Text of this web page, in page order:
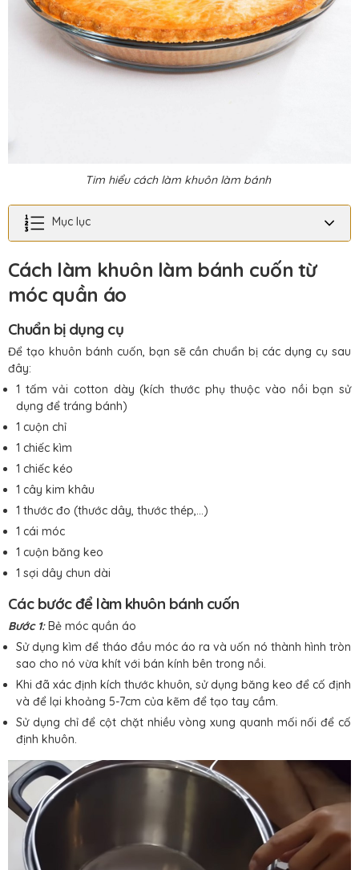
Tim hiểu cách làm khuôn làm bánh
Mục lục
Cách làm khuôn làm bánh cuốn từ
móc quần áo
Chuẩn bị dụng cụ
Để tạo khuôn bánh cuốn, bạn sẽ cần chuẩn bị các dụng cụ sau
đây:
1 tấm vải cotton dày (kích thước phụ thuộc vào nồi bạn sử
dụng để tráng bánh)
1 cuộn chỉ
1 chiếc kìm
1 chiếc kéo
1 cây kim khâu
1 thước đo (thước dây, thước thép,...)
1 cái móc
1 cuộn băng keo
1 sợi dây chun dài
Các bước để làm khuôn bánh cuốn
Bước 1:Bẻ móc quần áo
Sử dụng kìm để tháo đầu móc áo ra và uốn nó thành hình tròn
sao cho nó vừa khít với bán kính bên trong nồi.
Khi đã xác định kích thước khuôn, sử dụng băng keo để cố định
và để lại khoảng 5-7cm của kẽm để tạo tay cầm.
Sử dụng chỉ để cột chặt nhiều vòng xung quanh mối nối để cố
định khuôn.